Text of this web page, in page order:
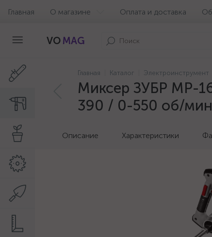
Главная О магазине Оплата и доставка
VO MAG
Главная Каталог Электроинструмент
Миксер ЗУБР МР-
390 / 0-550 об/
Описание Характеристики